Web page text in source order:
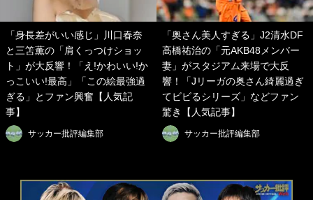
「身長差がいい感じ」川口春奈
と三笘薫の「肩くっつけショッ
ト」が大反響！「え!かわいい!か
っこいい!最高」「この絵最強過
ぎる」とファン興奮【人気記
事】
サッカー批評編集部
「奥さん美人すぎる」J2清水DF
高橋祐治の「元AKB48メンバー
妻」がスタジアム来場で大反
響！「Jリーガの奥さん綺麗過ぎ
てビビるシリーズ」などファン
驚き【人気記事】
サッカー批評編集部